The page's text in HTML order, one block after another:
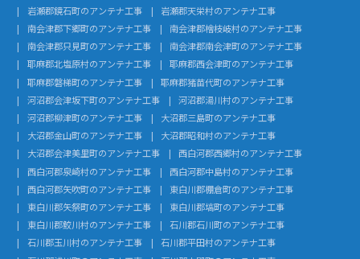
岩瀬郡鏡石町のアンテナ工事
岩瀬郡天栄村のアンテナ工事
南会津郡下郷町のアンテナ工事
南会津郡檜枝岐村のアンテナ工事
南会津郡只見町のアンテナ工事
南会津郡南会津町のアンテナ工事
耶麻郡北塩原村のアンテナ工事
耶麻郡西会津町のアンテナ工事
耶麻郡磐梯町のアンテナ工事
耶麻郡猪苗代町のアンテナ工事
河沼郡会津坂下町のアンテナ工事
河沼郡湯川村のアンテナ工事
河沼郡柳津町のアンテナ工事
大沼郡三島町のアンテナ工事
大沼郡金山町のアンテナ工事
大沼郡昭和村のアンテナ工事
大沼郡会津美里町のアンテナ工事
西白河郡西郷村のアンテナ工事
西白河郡泉崎村のアンテナ工事
西白河郡中島村のアンテナ工事
西白河郡矢吹町のアンテナ工事
東白川郡棚倉町のアンテナ工事
東白川郡矢祭町のアンテナ工事
東白川郡塙町のアンテナ工事
東白川郡鮫川村のアンテナ工事
石川郡石川町のアンテナ工事
石川郡玉川村のアンテナ工事
石川郡平田村のアンテナ工事